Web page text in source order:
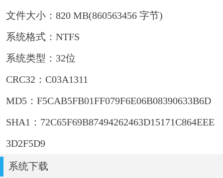
文件大小：820 MB(860563456 字节)
系统格式：NTFS
系统类型：32位
CRC32：C03A1311
MD5：F5CAB5FB01FF079F6E06B08390633B6D
SHA1：72C65F69B87494262463D15171C864EEE
3D2F5D9
系统下载